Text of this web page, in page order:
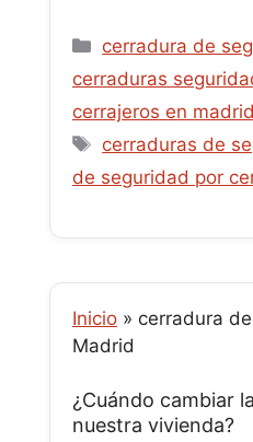
Categorías
cerradura de
cerraduras
cerrajeros en madrid
Etiquetas
cerraduras de
de seguridad por
Inicio » cerradura
Madrid
¿Cuándo cambiar
nuestra vivienda?